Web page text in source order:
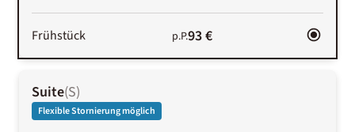
Frühstück p.P.93 €
Suite(S)
Flexible Stornierung möglich